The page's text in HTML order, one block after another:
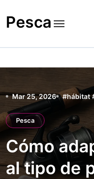
to
content
Pesca
Mar 25, 2026 #hábitat
Pesca
Cómo
al tipo de